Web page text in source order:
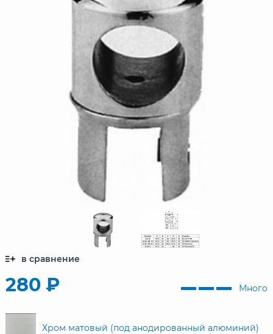
в сравнение
280 ₽ Много
Хром матовый (под анодированный алюминий)